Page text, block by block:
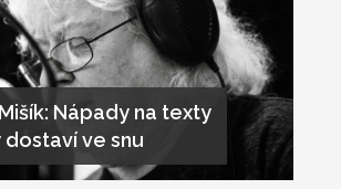
Nápady na texty
dostaví ve snu